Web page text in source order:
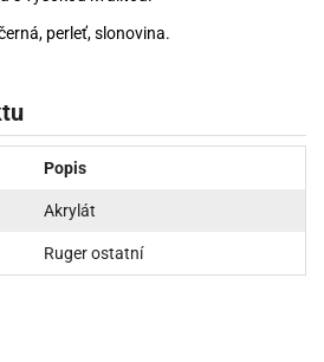
perleť, slonovina.
Popis
Akrylát
Ruger ostatní